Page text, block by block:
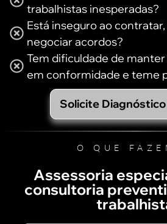
trabalhistas inesperadas?
Está inseguro ao
negociar acordos?
Tem dificuldade de
em conformidade e teme
Solicite
O QUE
Assessoria
consultoria